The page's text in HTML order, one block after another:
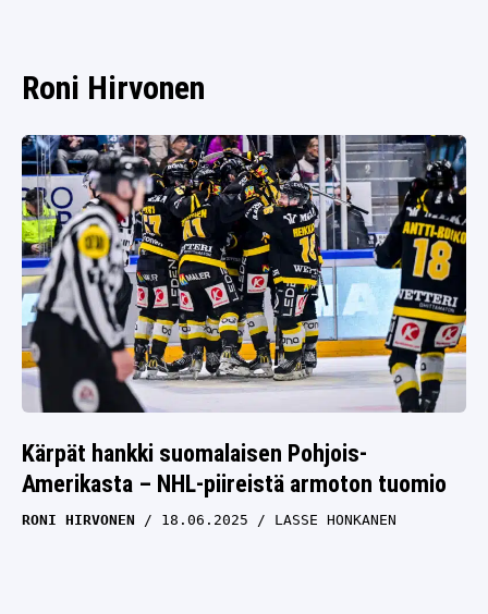
Roni Hirvonen
Kärpät hankki suomalaisen Pohjois-
Amerikasta – NHL-piireistä armoton tuomio
RONI HIRVONEN 18.06.2025 LASSE HONKANEN